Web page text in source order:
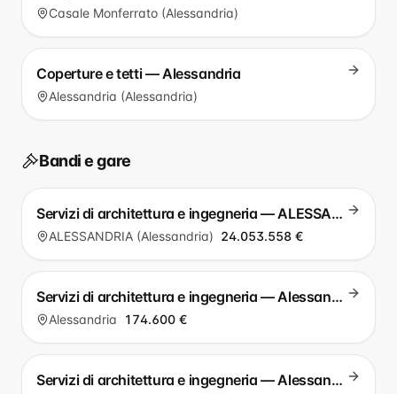
Casale Monferrato (Alessandria)
Coperture e tetti — Alessandria
Alessandria (Alessandria)
Bandi e gare
Servizi di architettura e ingegneria — ALESSANDRIA
ALESSANDRIA (Alessandria) 24.053.558 €
Servizi di architettura e ingegneria — Alessandria
Alessandria 174.600 €
Servizi di architettura e ingegneria — Alessandria